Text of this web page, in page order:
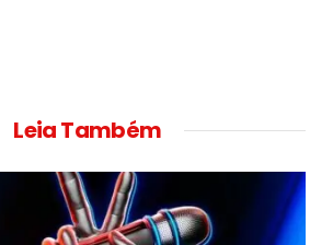
Leia Também